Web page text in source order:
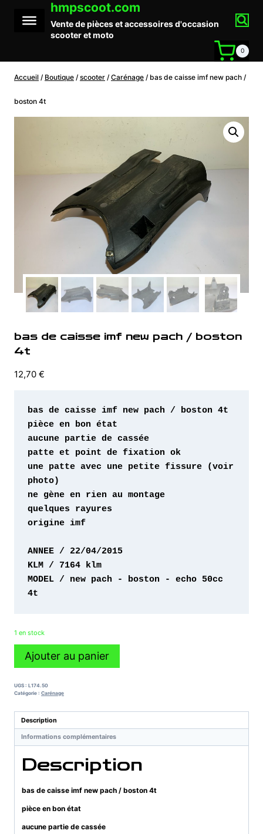
contenu
hmpscoot.com
Vente de pièces et accessoires d'occasion
scooter et moto
0
Accueil / Boutique / scooter / Carénage / bas de caisse imf new pach /
boston 4t
bas de caisse imf new pach / boston
4t
12,70 €
une patte avec une petite fissure (voir
origine imf
ANNEE / 22/04/2015
KLM / 7164 klm
MODEL / new pach - boston - echo 50cc
4t
1 en stock
quantité
de
caisse
new
pach
Ajouter au panier
UGS : L174.50
Catégorie : Carénage
Description
Informations complémentaires
Description
bas de caisse imf new pach / boston 4t
pièce en bon état
aucune partie de cassée